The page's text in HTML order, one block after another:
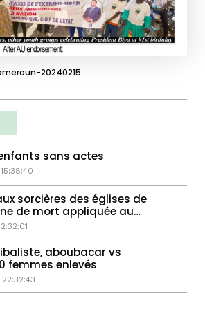
20240215
sans actes
sorcières des églises de
de mort appliquée au
aboubacar vs
femmes enlevés